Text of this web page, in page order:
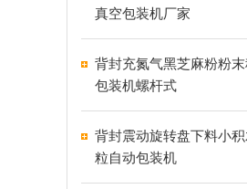
真空包装机厂家
背封充氮气黑芝麻粉粉
包装机螺杆式
背封震动旋转盘下料小
粒自动包装机